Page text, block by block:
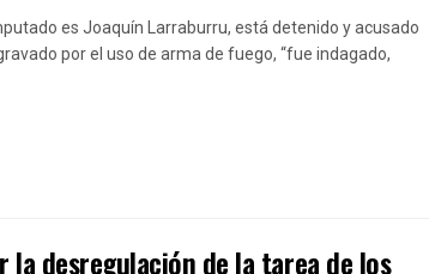
es Joaquín Larraburru, está detenido y acusado
por el uso de arma de fuego, “fue indagado,
desregulación de la tarea de los